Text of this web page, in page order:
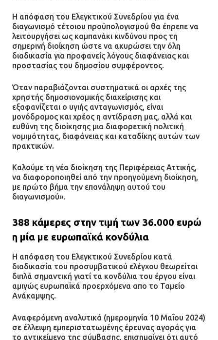
Η απόφαση του Ελεγκτικού Συνεδρίου για ένα
διαγωνισμό τέτοιου προϋπολογισμού θα έπρεπε να
λειτουργήσει ως καμπανάκι κινδύνου προς τη
σημερινή διοίκηση ώστε να ακυρώσει την όλη
διαδικασία για προφανείς λόγους διαφάνειας και
προστασίας του δημοσίου συμφέροντος.
Όταν παραβιάζονται συστηματικά οι αρχές της
χρηστής δημοσιονομικής διαχείρισης και
εξαφανίζεται ο υγιής ανταγωνισμός, είναι
μονόδρομος και χρέος η αντίδραση μας, αλλά και
ευθύνη της διοίκησης μια διαφορετική πολιτική
νομιμότητας, διαφάνειας και καταδίκης αυτών των
πρακτικών.
Καλούμε τη νέα διοίκηση της Περιφέρειας Αττικής,
να διαφοροποιηθεί από την προηγούμενη διοίκηση,
με πρώτο βήμα την επανάληψη αυτού του
διαγωνισμού».
388 κάμερες στην τιμή των 36.000 ευρώ
η μία με ευρωπαϊκά κονδύλια
Η απόφαση του Ελεγκτικού Συνεδρίου κατά
διαδικασία του προσυμβατικού ελέγχου θεωρείται
διπλά σημαντική γιατί τα κονδύλια του έργου είναι
αμιγώς ευρωπαϊκά προερχόμενα απο το Ταμείο
Ανάκαμψης.
Αναφερόμενη αναλυτικά (ημερομηνία 10 Μαΐου 2024)
σε έλλειψη εμπεριστατωμένης έρευνας αγοράς για
το αντικείμενο της σύμβασης, επισημαίνει ότι αυτό